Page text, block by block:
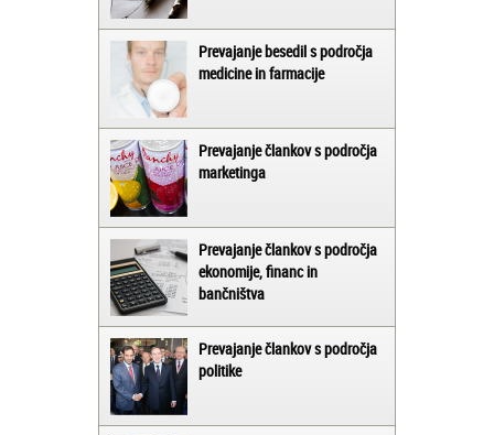
Prevajanje besedil s področja
medicine in farmacije
Prevajanje člankov s področja
marketinga
Prevajanje člankov s področja
ekonomije, financ in
bančništva
Prevajanje člankov s področja
politike